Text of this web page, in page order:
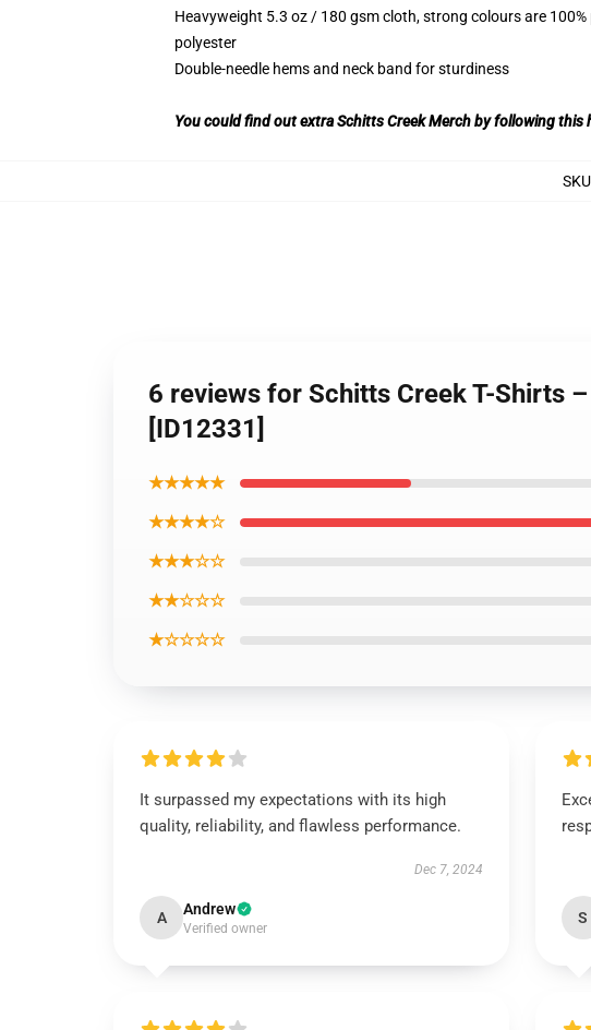
Heavyweight 5.3 oz / 180 gsm cloth, strong colours are
polyester
Double-needle hems and neck band for sturdiness
You could find out extra Schitts Creek Merch by following this
SKU
6 reviews for Schitts Creek T-Shirts
[ID12331]
★★★★★
★★★★☆
★★★☆☆
★★☆☆☆
★☆☆☆☆
It surpassed my expectations with its high
quality, reliability, and flawless performance.
Dec 7, 2024
A Andrew
Verified owner
S